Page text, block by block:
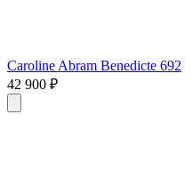
Caroline Abram Benedicte 692
42 900 ₽